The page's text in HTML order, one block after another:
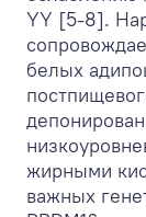
YY [5-8].
белых
жирными
важных